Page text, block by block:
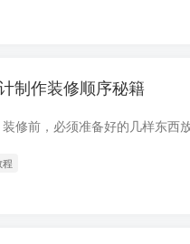
制作装修顺序秘籍